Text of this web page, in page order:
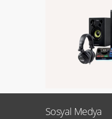
Sosyal Medya